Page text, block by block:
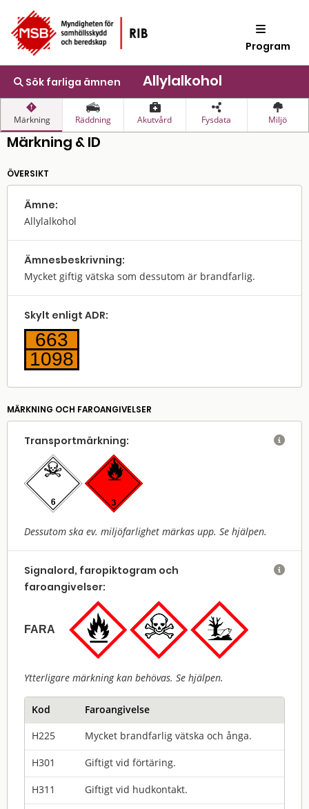
Program
Sök farliga ämnen Allylalkohol
Märkning Räddning Akutvård Fysdata Miljö
Märkning & ID
ÖVERSIKT
Ämne:
Allylalkohol
Ämnes­beskrivning:
Mycket giftig vätska som dessutom är brandfarlig.
Skylt enligt ADR:
663
1098
MÄRKNING OCH FAROANGIVELSER
Transport­märkning:
Dessutom ska ev. miljöfarlighet märkas upp. Se hjälpen.

Signalord, faropiktogram och
faroangivelser:
FARA
Ytterligare märkning kan behövas. Se hjälpen.

Kod
Faroangivelse
H225
Mycket brandfarlig vätska och ånga.
H301 Giftigt vid förtäring.
H311 Giftigt vid hudkontakt.